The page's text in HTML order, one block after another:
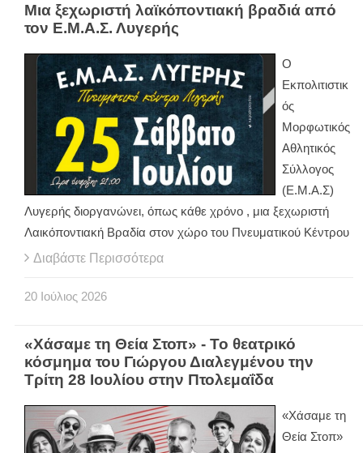
Μια ξεχωριστή λαϊκόποντιακή βραδιά από
τον Ε.Μ.Α.Σ. Λυγερής
O
Εκπολιτιστικ
ός
Μορφωτικός
Αθλητικός
Σύλλογος
(Ε.Μ.Α.Σ)
Λυγερής διοργανώνει, όπως κάθε χρόνο , μια ξεχωριστή
Λαικόποντιακή Βραδία στον χώρο του Πνευματικού Κέντρου
Διαβάστε Περισσότερα
20 Ιούλιος 2026
«Χάσαμε τη Θεία Στοπ» - Το θεατρικό
κόσμημα του Γιώργου Διαλεγμένου την
Τρίτη 28 Ιουλίου στην Πτολεμαΐδα
«Χάσαμε τη
Θεία Στοπ»